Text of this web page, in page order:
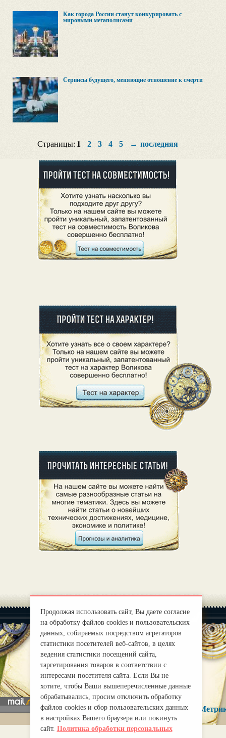
Как города России станут конкурировать с
мировыми мегаполисами
Сервисы будущего, меняющие отношение к смерти
Страницы: 1 2 3 4 5 → последняя
О нас
mirprognoz@mail.ru
Продолжая использовать сайт, Вы даете согласие
на обработку файлов cookies и пользовательских
данных, собираемых посредством агрегаторов
статистики посетителей веб-сайтов, в целях
ведения статистики посещений сайта,
таргетирования товаров в соответствии с
интересами посетителя сайта. Если Вы не
хотите, чтобы Ваши вышеперечисленные данные
обрабатывались, просим отключить обработку
файлов cookies и сбор пользовательских данных
в настройках Вашего браузера или покинуть
сайт. Политика обработки персональных